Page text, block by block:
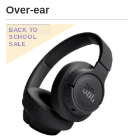
Over-ear
BESTSELLER
BACK TO
SCHOOL
SALE